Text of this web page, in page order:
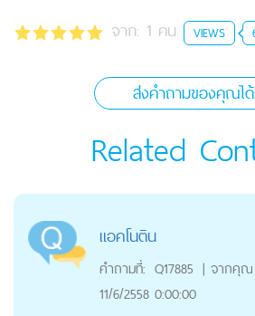
จาก: 1 คน VIEWS
ส่งคำถามของคุณไ
Related
แอคโนติน
คำถามที่: Q17885 | จากคุณ
11/6/2558 0:00:00